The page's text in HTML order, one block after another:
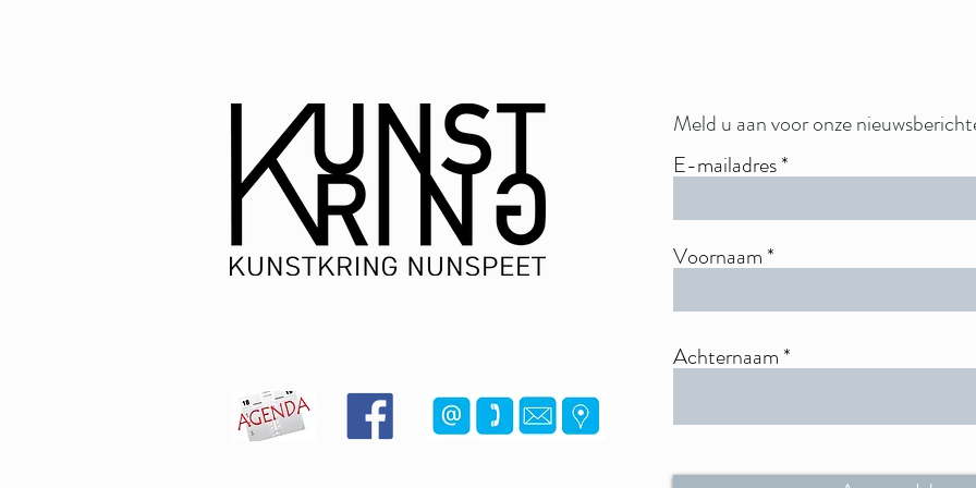
Meld u aan voor onze
E-mailadres
Voornaam
Achternaam